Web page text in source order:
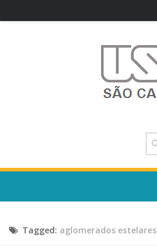
Escola, Institutos e Órgãos
Tagged: aglomerados estelares